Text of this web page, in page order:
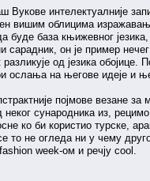
Вукове интелектуалније
вишим облицима
буде база књижевног
сарадник, он је пример
разликује од језика
ослања на његове идеје и
појмове везане за
неког сународника из,
ко би користио турске,
то не огледа ни у чему
week-ом и речју cool.